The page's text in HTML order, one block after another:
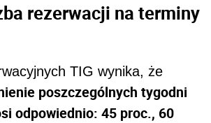
rezerwacji na terminy
TIG wynika, że
poszczególnych tygodni
odpowiednio: 45 proc., 60